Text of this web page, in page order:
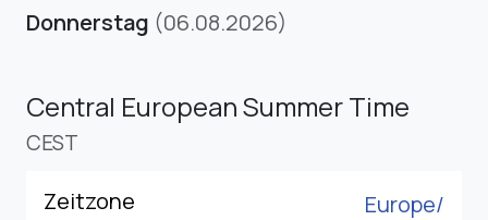
Donnerstag (06.08.2026)
Central European Summer Time
CEST
Zeitzone
Europe/